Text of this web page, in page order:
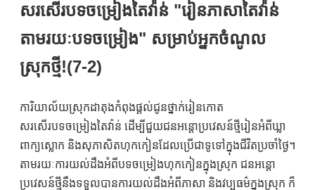
សរសើរបទចម្រៀងតៃវ៉ាន់ "រៀនភាសាតៃវ៉ាន់
តាមរយៈបទចម្រៀង" សម្រាប់អ្នកចំណូល
ស្រុកថ្មី!(7-2)
ការិយាល័យស្រុកដាតុងកំពុងផ្តល់ជូនថ្នាក់រៀនកោត
សរសើរបទចម្រៀងតៃវ៉ាន់ ដើម្បីជួយជនអន្តោប្រវេសន៍ថ្មីរៀនអំពីឃ្លា
ពាក្យស្លោក និងសុភាសិតហុកកៀនដែលប្រើជាទូទៅក្នុងជីវិតប្រចាំថ្ងៃ។
តាមរយៈការយល់ដឹងអំពីបទចម្រៀងហុកកៀនក្នុងស្រុក ជនអន្តោ
ប្រវេសន៍ថ្មីនឹងទទួលបានការយល់ដឹងអំពីភាសា និងវប្បធម៌ក្នុងស្រុក ក៏